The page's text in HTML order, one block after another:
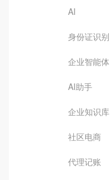
AI
身份证识别
企业智能体
AI助手
企业知识库
社区电商
代理记账